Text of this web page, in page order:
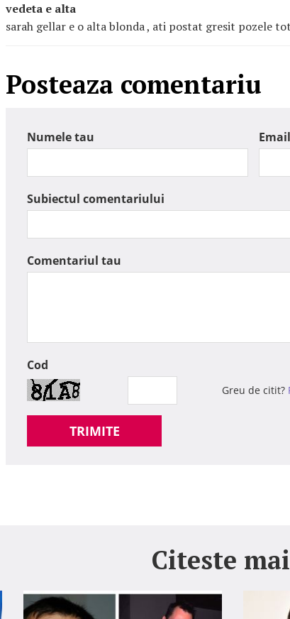
vedeta e alta
sarah gellar e o alta blonda , ati postat gresit pozele
Posteaza comentariu
Numele tau
Subiectul comentariului
Comentariul tau
Cod
Greu de citit?
TRIMITE
Citeste